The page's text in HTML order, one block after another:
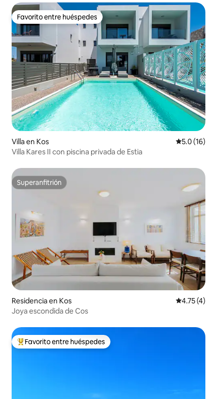
Favorito entre huéspedes
Favorito entre huéspedes
Villa en Kos Calificación
5.0 (16)
Villa Kares II con piscina privada de Estia
Superanfitrión
Superanfitrión
Residencia en Kos Calificación
4.75 (4)
Joya escondida de Cos
De los mejores en Favorito entre huéspedes
Favorito entre huéspedes